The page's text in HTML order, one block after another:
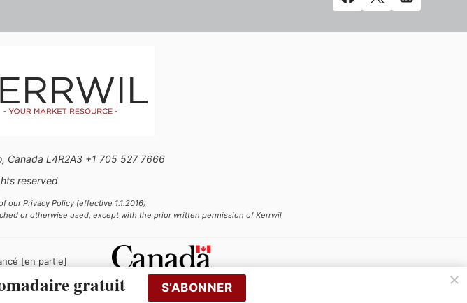
Canada L4R2A3 +1 705 527 7666
reserved
our Privacy Policy (effective 1.1.2016)
or otherwise used, except with the prior written permission of Kerrwil
[en partie]
gratuit S’ABONNER